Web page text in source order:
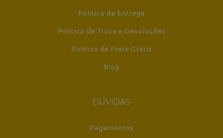
Política de Entrega
Política de Troca e Devoluções
Política de Frete Grátis
Blog
DÚVIDAS
Pagamentos